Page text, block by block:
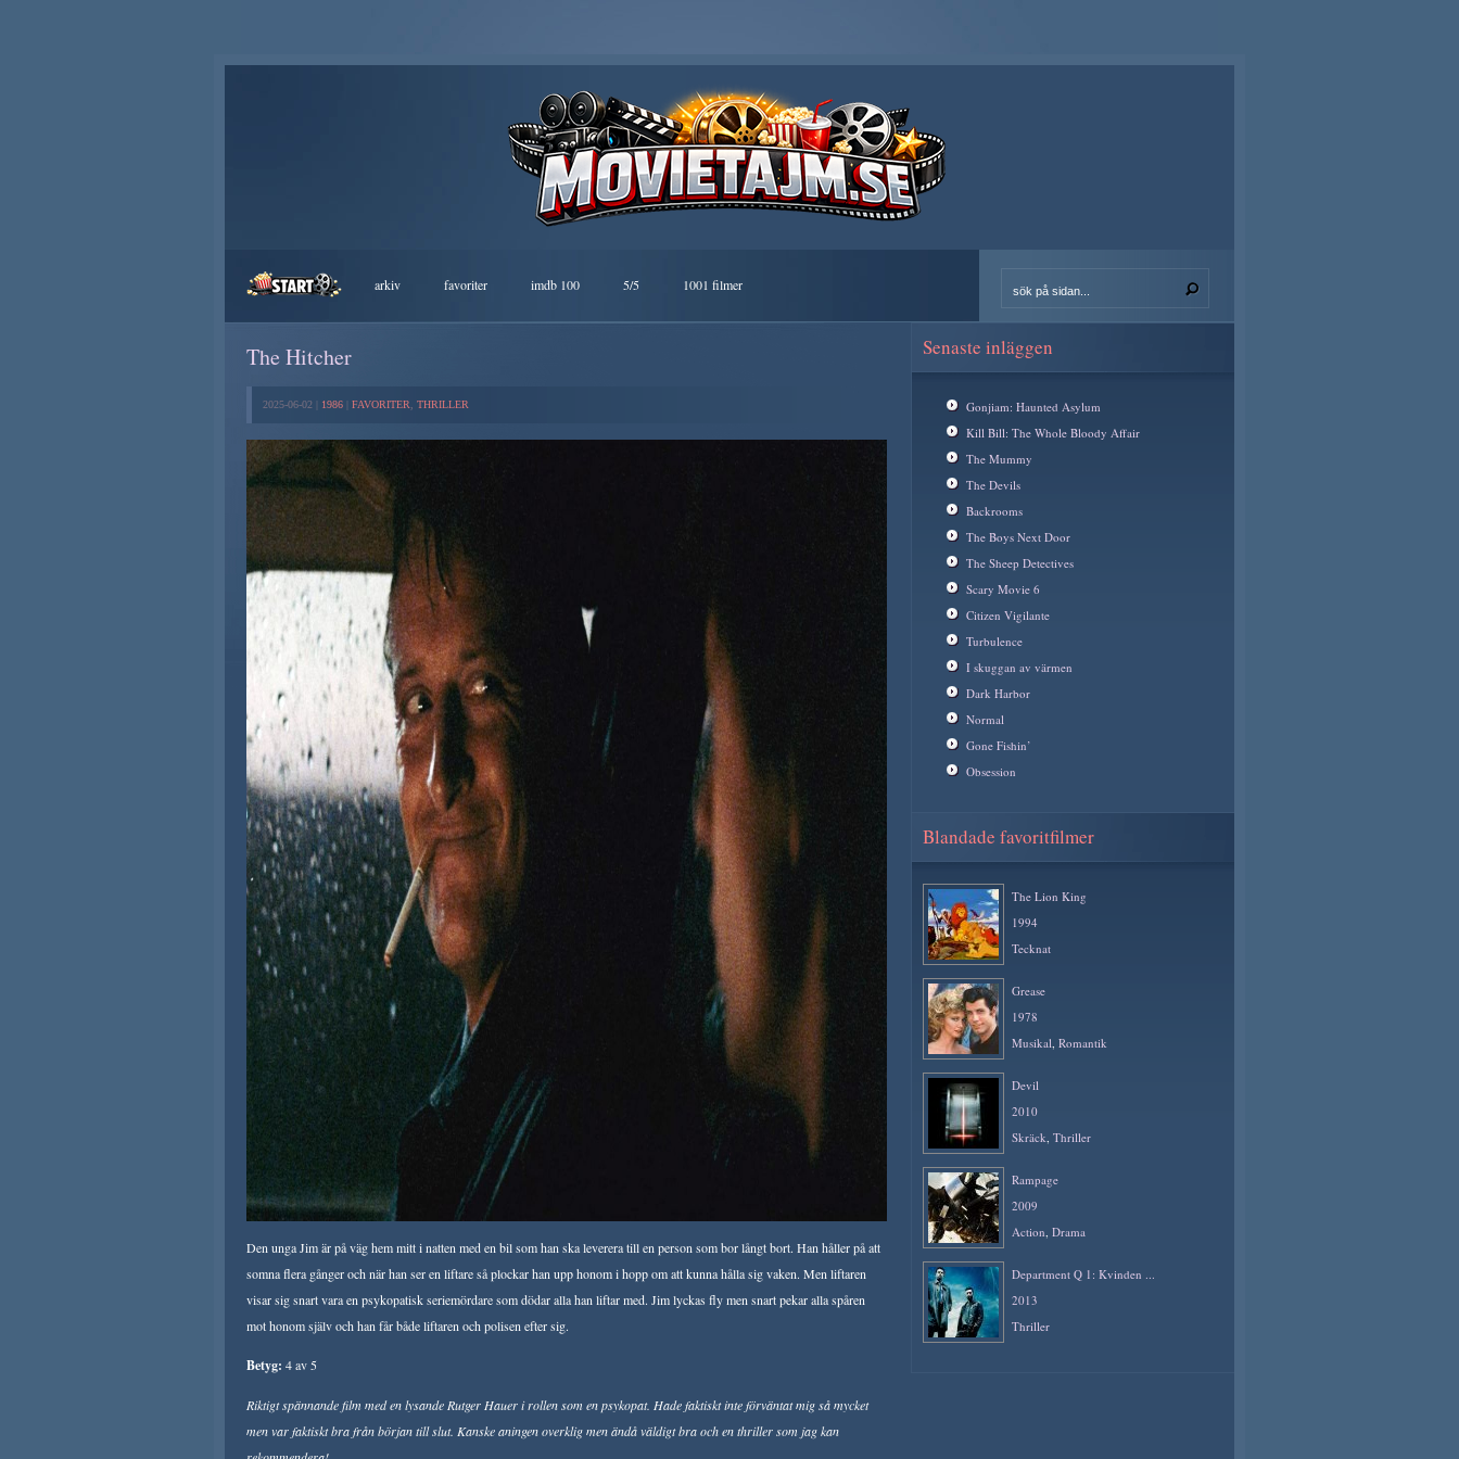
arkiv favoriter imdb 100 5/5 1001 filmer
The Hitcher
2025-06-02 | 1986 FAVORITER THRILLER
Den unga Jim är på väg hem mitt i natten med en bil som han ska leverera till en person som bor långt bort. Han håller på att
somna flera gånger och när han ser en liftare så plockar han upp honom i hopp om att kunna hålla sig vaken. Men liftaren
visar sig snart vara en psykopatisk seriemördare som dödar alla han liftar med. Jim lyckas fly men snart pekar alla spåren
mot honom själv och han får både liftaren och polisen efter sig.
Betyg: 4 av 5
Riktigt spännande film med en lysande Rutger Hauer i rollen som en psykopat. Hade faktiskt inte förväntat mig så mycket
men var faktiskt bra från början till slut. Kanske aningen overklig men ändå väldigt bra och en thriller som jag kan
Senaste inläggen
Gonjiam: Haunted Asylum
Kill Bill: The Whole Bloody Affair
The Mummy
The Devils
Backrooms
The Boys Next Door
The Sheep Detectives
Scary Movie 6
Citizen Vigilante
Turbulence
I skuggan av värmen
Dark Harbor
Normal
Gone Fishin’
Obsession
Blandade favoritfilmer
The Lion King
1994
Tecknat
Grease
1978
Musikal, Romantik
Devil
2010
Skräck, Thriller
Rampage
2009
Action, Drama
Department Q 1: Kvinden ...
2013
Thriller